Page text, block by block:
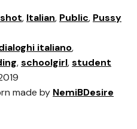
, Italian, Public, Pussy
italiano,
,schoolgirl,student
made by NemiBDesire